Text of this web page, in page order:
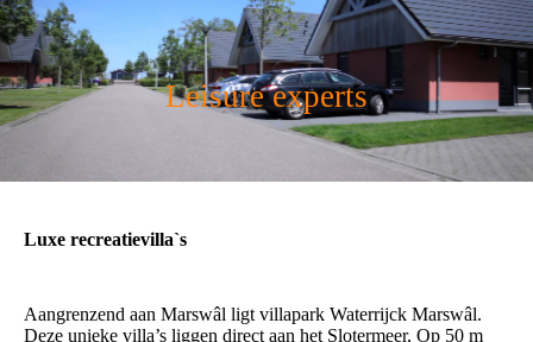
Leisure experts
Luxe recreatievilla`s
Aangrenzend aan Marswâl ligt villapark Waterrijck Marswâl.
Deze unieke villa’s liggen direct aan het Slotermeer, Op 50 m